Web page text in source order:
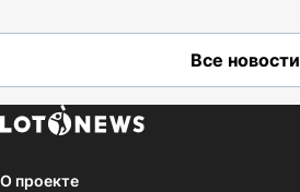
Все новости
О проекте